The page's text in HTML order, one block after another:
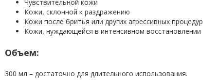
Чувствительной кожи
Кожи, склонной к раздражению
Кожи после бритья или других агрессивных процедур
Кожи, нуждающейся в интенсивном восстановлении
Объем:
300 мл – достаточно для длительного использования.